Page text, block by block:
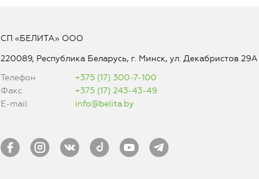
СП «БЕЛИТА» ООО
220089, Республика Беларусь, г. Минск, ул. Декабристов 29А
Телефон
+375 (17) 300-7-100
Факс
+375 (17) 243-43-49
E-mail
info@belita.by